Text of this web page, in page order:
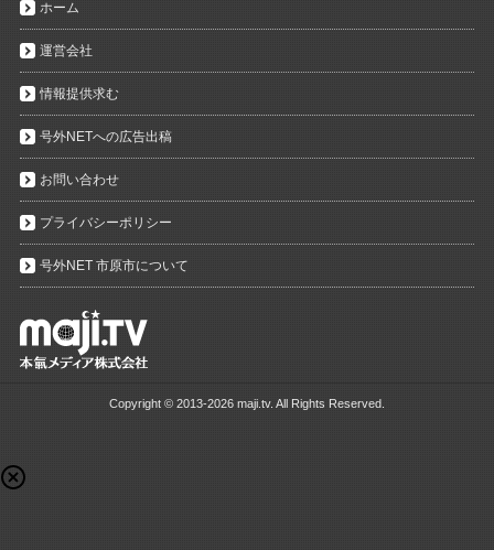
ホーム
運営会社
情報提供求む
号外NETへの広告出稿
お問い合わせ
プライバシーポリシー
号外NET 市原市について
Copyright © 2013-2026 maji.tv. All Rights Reserved.